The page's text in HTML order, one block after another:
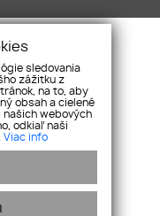
Nehnuteľnosti
Chcem predať
Referencie
sledovania
zážitku z
na to, aby
obsah a cielené
našich webových
odkiaľ naši
Viac info